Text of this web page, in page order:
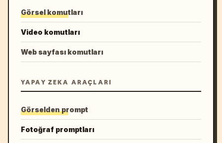
Görsel komutları
Video komutları
Web sayfası komutları
YAPAY ZEKA ARAÇLARI
Görselden prompt
Fotoğraf promptları